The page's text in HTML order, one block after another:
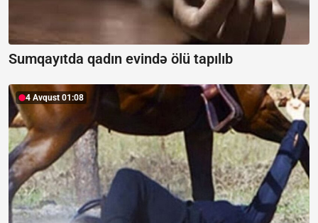
Sumqayıtda qadın evində ölü tapılıb
4 Avqust 01:08